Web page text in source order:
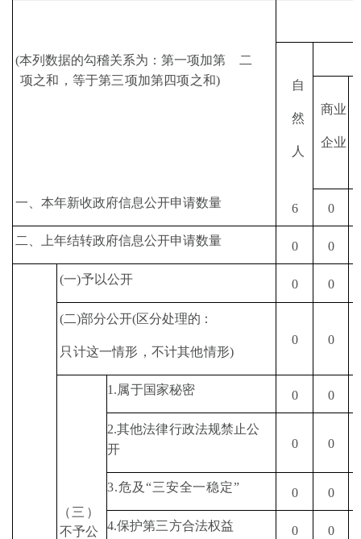
(本列数据的勾稽关系为：第一项加第
二
项之和，等于第三项加第四项之和) 自
然
人
商业
企业
一、本年新收政府信息公开申请数量 6 0
二、上年结转政府信息公开申请数量 0 0
(一)予以公开 0 0
(二)部分公开(区分处理的：
只计这一情形，不计其他情形)
0 0
（ 三 ）
不予公
1.属于国家秘密 0 0
2.其他法律行政法规禁止公
开
0 0
3.危及 “三安全一稳定” 0 0
4.保护第三方合法权益 0 0